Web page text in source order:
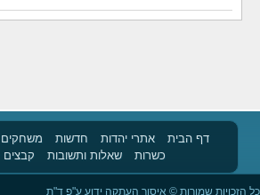
דף הבית אתרי יהדות חדשות משחקים
כשרות
שאלות ותשובות קבצים
כל הזכויות שמורות © איסור העתקה ידוע ע"פ ד"ת